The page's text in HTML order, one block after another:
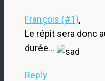
François (#1),
Le répit sera donc
durée…
Reply